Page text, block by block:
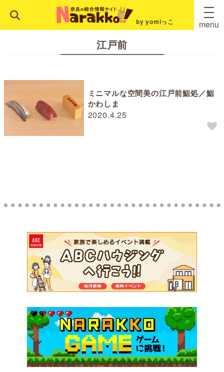
by yomiっこ menu
江戸前
2020.4.25
ミニマルな空間美の江戸前鮨処／鮨
かわしま